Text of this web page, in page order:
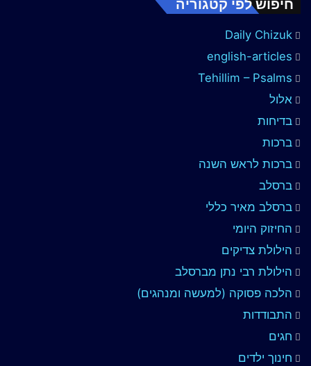
חיפוש לפי קטגוריה
Daily Chizuk
english-articles
Tehillim – Psalms
אלול
בדיחות
ברכות
ברכות לראש השנה
ברסלב
ברסלב מאיר כללי
החיזוק היומי
הילולת צדיקים
הילולת רבי נתן מברסלב
הלכה פסוקה (למעשה ומנהגים)
התבודדות
חגים
חינוך ילדים